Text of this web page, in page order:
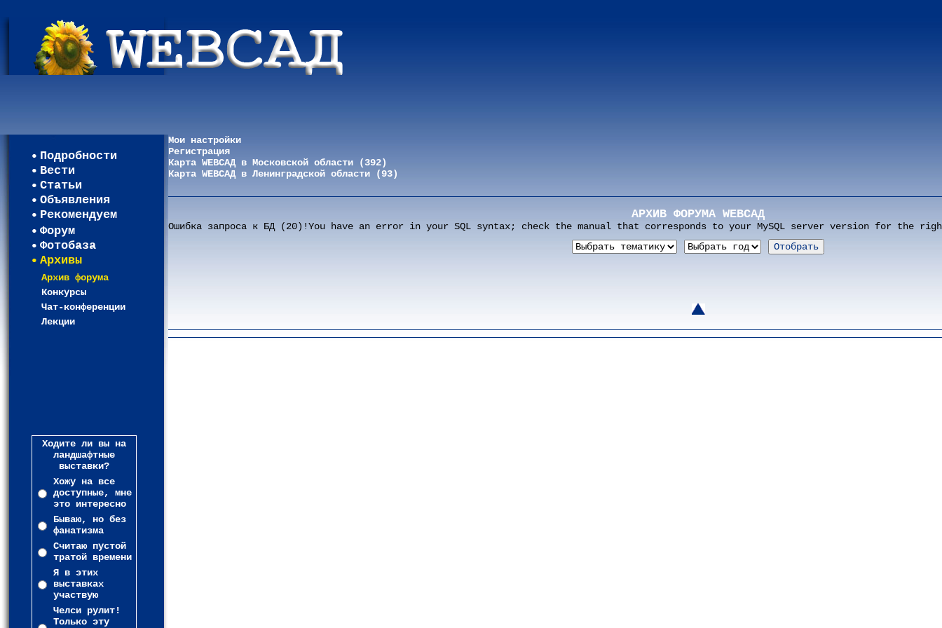
Подробности
Вести
Статьи
Объявления
Рекомендуем
Форум
Фотобаза
Архивы
Архив форума
Конкурсы
Чат-конференции
Лекции
Ходите ли вы на
ландшафтные
выставки?
Хожу на все
доступные, мне
это интересно
Бываю, но без
фанатизма
Считаю пустой
тратой времени
Я в этих
выставках
участвую
Челси рулит!
Только эту
Мои настройки
Регистрация
Карта WEBСАД в Московской области (392)
Карта WEBСАД в Ленинградской области (93)
АРХИВ ФОРУМА WEBСАД
Ошибка запроса к БД (20)!You have an error in your SQL syntax; check the manual that corresponds to your MySQL server version for